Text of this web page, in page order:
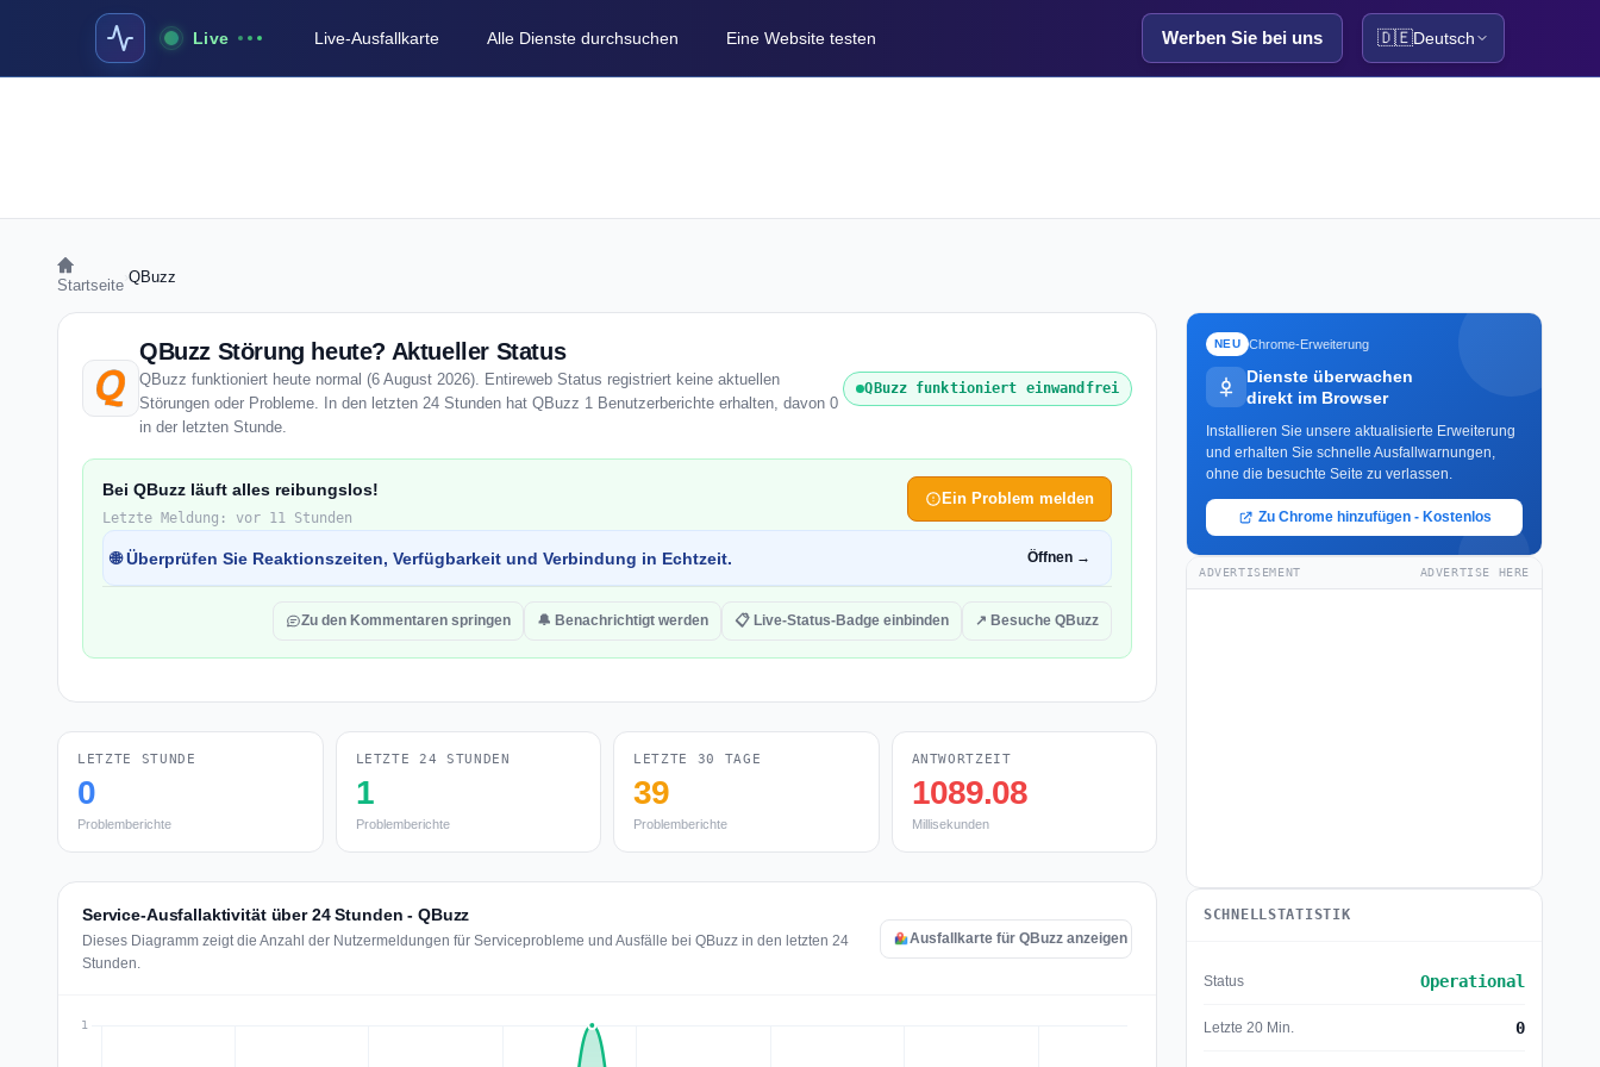
Live Live-Ausfallkarte Alle Dienste durchsuchen Eine Website testen Werben Sie bei uns 🇩🇪Deutsch
Startseite QBuzz
QBuzz Störung heute? Aktueller Status
QBuzz funktioniert heute normal (6 August 2026). Entireweb Status registriert keine aktuellen
Störungen oder Probleme. In den letzten 24 Stunden hat QBuzz 1 Benutzerberichte erhalten, davon 0
in der letzten Stunde.
QBuzz funktioniert einwandfrei
Bei QBuzz läuft alles reibungslos!
Letzte Meldung: vor 11 Stunden
Ein Problem melden
🌐 Überprüfen Sie Reaktionszeiten, Verfügbarkeit und Verbindung in Echtzeit. Öffnen →
Zu den Kommentaren springen 🔔 Benachrichtigt werden 📋 Live-Status-Badge einbinden ↗ Besuche QBuzz
LETZTE STUNDE
0
Problemberichte
LETZTE 24 STUNDEN
1
Problemberichte
LETZTE 30 TAGE
39
Problemberichte
ANTWORTZEIT
1089.08
Millisekunden
Service-Ausfallaktivität über 24 Stunden - QBuzz
Dieses Diagramm zeigt die Anzahl der Nutzermeldungen für Serviceprobleme und Ausfälle bei QBuzz in den letzten 24
Stunden.
Ausfallkarte für QBuzz anzeigen
NEU Chrome-Erweiterung
Dienste überwachen
direkt im Browser
Installieren Sie unsere aktualisierte Erweiterung
und erhalten Sie schnelle Ausfallwarnungen,
ohne die besuchte Seite zu verlassen.
Zu Chrome hinzufügen - Kostenlos
ADVERTISEMENT ADVERTISE HERE
SCHNELLSTATISTIK
Status Operational
Letzte 20 Min. 0